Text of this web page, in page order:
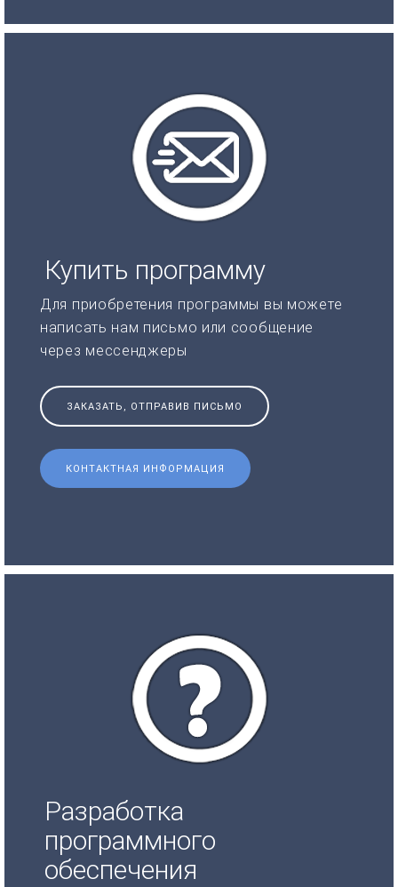
Купить программу
Для приобретения программы вы можете
написать нам письмо или сообщение
через мессенджеры
ЗАКАЗАТЬ, ОТПРАВИВ ПИСЬМО
КОНТАКТНАЯ ИНФОРМАЦИЯ
Разработка
программного
обеспечения